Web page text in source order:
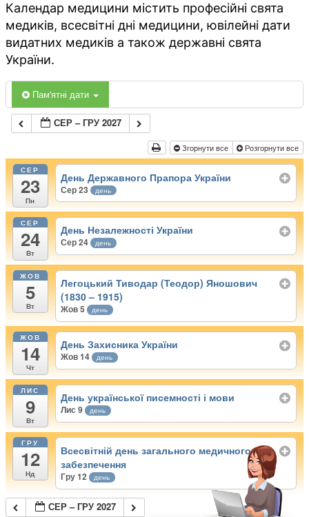
Календар медицини містить професійні свята
медиків, всесвітні дні медицини, ювілейні дати
видатних медиків а також державні свята
України.
Пам'ятні дати
СЕР – ГРУ 2027
Згорнути все Розгорнути все
СЕР
23
Пн
День Державного Прапора України
Сер 23 день
СЕР
24
Вт
День Незалежності України
Сер 24 день
ЖОВ
5
Вт
Легоцький Тиводар (Теодор) Яношович
(1830 – 1915)
Жов 5 день
ЖОВ
14
Чт
День Захисника України
Жов 14 день
ЛИС
9
Вт
День української писемності і мови
Лис 9 день
ГРУ
12
Нд
Всесвітній день загального медичного
забезпечення
Гру 12 день
СЕР – ГРУ 2027